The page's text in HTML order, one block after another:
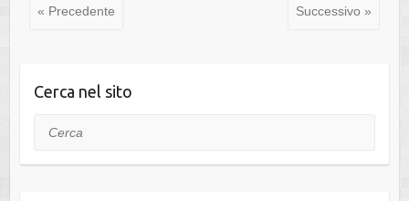
« Precedente Successivo »
Cerca nel sito
Cerca